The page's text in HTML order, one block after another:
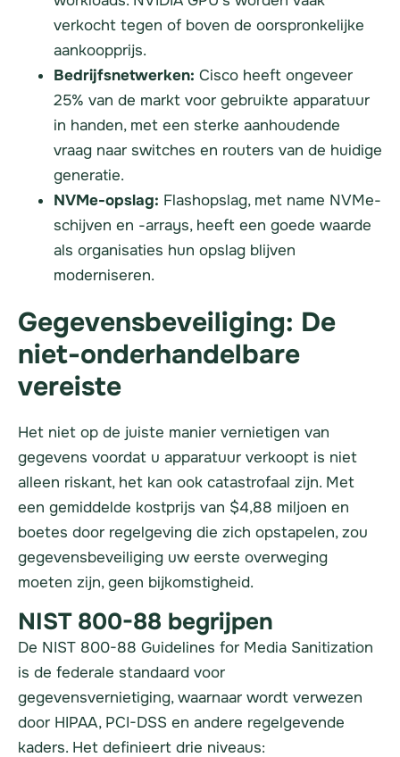
verkocht tegen of boven de oorspronkelijke
aankoopprijs.
Bedrijfsnetwerken: Cisco heeft ongeveer
25% van de markt voor gebruikte apparatuur
in handen, met een sterke aanhoudende
vraag naar switches en routers van de huidige
generatie.
NVMe-opslag: Flashopslag, met name NVMe-
schijven en -arrays, heeft een goede waarde
als organisaties hun opslag blijven
moderniseren.
Gegevensbeveiliging: De
niet-onderhandelbare
vereiste
Het niet op de juiste manier vernietigen van
gegevens voordat u apparatuur verkoopt is niet
alleen riskant, het kan ook catastrofaal zijn. Met
een gemiddelde kostprijs van $4,88 miljoen en
boetes door regelgeving die zich opstapelen, zou
gegevensbeveiliging uw eerste overweging
moeten zijn, geen bijkomstigheid.
NIST 800-88 begrijpen
De NIST 800-88 Guidelines for Media Sanitization
is de federale standaard voor
gegevensvernietiging, waarnaar wordt verwezen
door HIPAA, PCI-DSS en andere regelgevende
kaders. Het definieert drie niveaus: